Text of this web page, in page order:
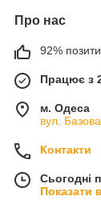
Про нас
92%
Працює з
м. Одеса
вул.
Контакти
Сьогодні
Показати